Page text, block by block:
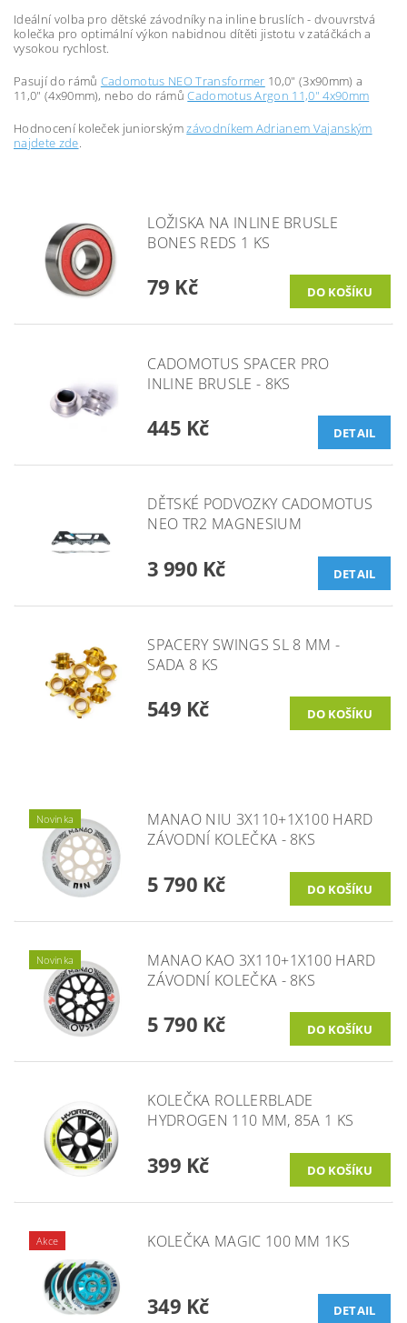
Ideální volba pro dětské závodníky na inline bruslích - dvouvrstvá
kolečka pro optimální výkon nabidnou dítěti jistotu v zatáčkách a
vysokou rychlost.
Pasují do rámů Cadomotus NEO Transformer 10,0" (3x90mm) a
11,0" (4x90mm), nebo do rámůCadomotus Argon 11,0" 4x90mm
Hodnocení koleček juniorskýmzávodníkem Adrianem Vajanským
najdete zde.
LOŽISKA NA INLINE BRUSLE
BONES REDS 1 KS
79 Kč
CADOMOTUS SPACER PRO
INLINE BRUSLE - 8KS
445 Kč DETAIL
DĚTSKÉ PODVOZKY CADOMOTUS
NEO TR2 MAGNESIUM
3 990 Kč DETAIL
SPACERY SWINGS SL 8 MM -
SADA 8 KS
549 Kč
Novinka
MANAO NIU 3X110+1X100 HARD
ZÁVODNÍ KOLEČKA - 8KS
5 790 Kč
Novinka
MANAO KAO 3X110+1X100 HARD
ZÁVODNÍ KOLEČKA - 8KS
5 790 Kč
KOLEČKA ROLLERBLADE
HYDROGEN 110 MM, 85A 1 KS
399 Kč
Akce KOLEČKA MAGIC 100 MM 1KS
349 Kč DETAIL